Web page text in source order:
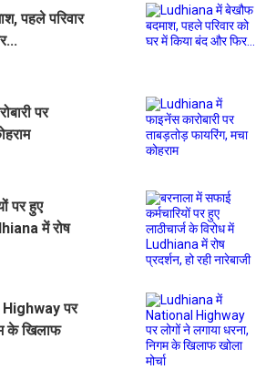
पहले परिवार
पर
पर हुए
में रोष
पर
के खिलाफ